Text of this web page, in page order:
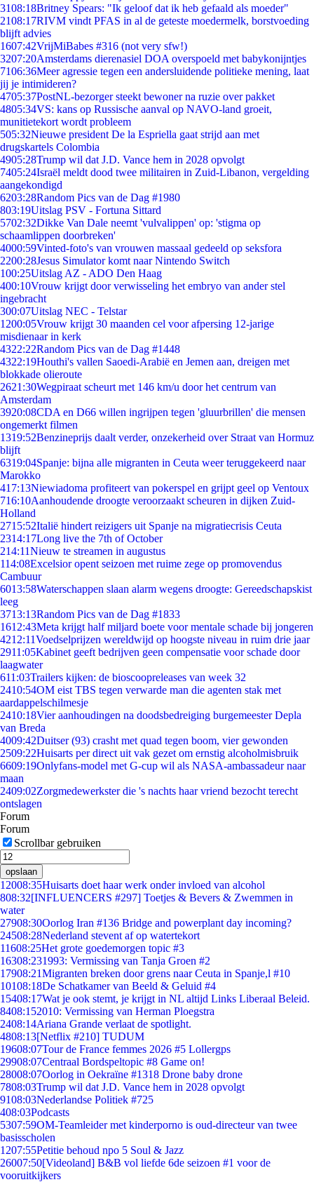
3108:18Britney Spears: "Ik geloof dat ik heb gefaald als moeder"
2108:17RIVM vindt PFAS in al de geteste moedermelk, borstvoeding
blijft advies
1607:42VrijMiBabes #316 (not very sfw!)
3207:20Amsterdams dierenasiel DOA overspoeld met babykonijntjes
7106:36Meer agressie tegen een andersluidende politieke mening, laat
jij je intimideren?
4705:37PostNL-bezorger steekt bewoner na ruzie over pakket
4805:34VS: kans op Russische aanval op NAVO-land groeit,
munitietekort wordt probleem
505:32Nieuwe president De la Espriella gaat strijd aan met
drugskartels Colombia
4905:28Trump wil dat J.D. Vance hem in 2028 opvolgt
7405:24Israël meldt dood twee militairen in Zuid-Libanon, vergelding
aangekondigd
6203:28Random Pics van de Dag #1980
803:19Uitslag PSV - Fortuna Sittard
5702:32Dikke Van Dale neemt 'vulvalippen' op: 'stigma op
schaamlippen doorbreken'
4000:59Vinted-foto's van vrouwen massaal gedeeld op seksfora
2200:28Jesus Simulator komt naar Nintendo Switch
100:25Uitslag AZ - ADO Den Haag
400:10Vrouw krijgt door verwisseling het embryo van ander stel
ingebracht
300:07Uitslag NEC - Telstar
1200:05Vrouw krijgt 30 maanden cel voor afpersing 12-jarige
misdienaar in kerk
4322:22Random Pics van de Dag #1448
4322:19Houthi's vallen Saoedi-Arabië en Jemen aan, dreigen met
blokkade olieroute
2621:30Wegpiraat scheurt met 146 km/u door het centrum van
Amsterdam
3920:08CDA en D66 willen ingrijpen tegen 'gluurbrillen' die mensen
ongemerkt filmen
1319:52Benzineprijs daalt verder, onzekerheid over Straat van Hormuz
blijft
6319:04Spanje: bijna alle migranten in Ceuta weer teruggekeerd naar
Marokko
417:13Niewiadoma profiteert van pokerspel en grijpt geel op Ventoux
716:10Aanhoudende droogte veroorzaakt scheuren in dijken Zuid-
Holland
2715:52Italië hindert reizigers uit Spanje na migratiecrisis Ceuta
2314:17Long live the 7th of October
214:11Nieuw te streamen in augustus
114:08Excelsior opent seizoen met ruime zege op promovendus
Cambuur
6013:58Waterschappen slaan alarm wegens droogte: Gereedschapskist
leeg
3713:13Random Pics van de Dag #1833
1612:43Meta krijgt half miljard boete voor mentale schade bij jongeren
4212:11Voedselprijzen wereldwijd op hoogste niveau in ruim drie jaar
2911:05Kabinet geeft bedrijven geen compensatie voor schade door
laagwater
611:03Trailers kijken: de bioscoopreleases van week 32
2410:54OM eist TBS tegen verwarde man die agenten stak met
aardappelschilmesje
2410:18Vier aanhoudingen na doodsbedreiging burgemeester Depla
van Breda
4009:42Duitser (93) crasht met quad tegen boom, vier gewonden
2509:22Huisarts per direct uit vak gezet om ernstig alcoholmisbruik
6609:19Onlyfans-model met G-cup wil als NASA-ambassadeur naar
maan
2409:02Zorgmedewerkster die 's nachts haar vriend bezocht terecht
ontslagen
Forum
Forum
Scrollbar gebruiken
opslaan
12008:35Huisarts doet haar werk onder invloed van alcohol
808:32[INFLUENCERS #297] Toetjes & Bevers & Zwemmen in
water
27908:30Oorlog Iran #136 Bridge and powerplant day incoming?
24508:28Nederland stevent af op watertekort
11608:25Het grote goedemorgen topic #3
16308:231993: Vermissing van Tanja Groen #2
17908:21Migranten breken door grens naar Ceuta in Spanje,l #10
10108:18De Schatkamer van Beeld & Geluid #4
15408:17Wat je ook stemt, je krijgt in NL altijd Links Liberaal Beleid.
8408:152010: Vermissing van Herman Ploegstra
2408:14Ariana Grande verlaat de spotlight.
4808:13[Netflix #210] TUDUM
19608:07Tour de France femmes 2026 #5 Lollergps
29908:07Centraal Bordspeltopic #8 Game on!
28008:07Oorlog in Oekraïne #1318 Drone baby drone
7808:03Trump wil dat J.D. Vance hem in 2028 opvolgt
9108:03Nederlandse Politiek #725
408:03Podcasts
5307:59OM-Teamleider met kinderporno is oud-directeur van twee
basisscholen
1207:55Petitie behoud npo 5 Soul & Jazz
26007:50[Videoland] B&B vol liefde 6de seizoen #1 voor de
vooruitkijkers